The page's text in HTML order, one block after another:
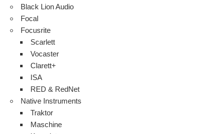
Black Lion Audio
Focal
Focusrite
Scarlett
Vocaster
Clarett+
ISA
RED & RedNet
Native Instruments
Traktor
Maschine